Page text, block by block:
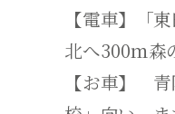
【電車】「
北へ300ｍ森
【お車】